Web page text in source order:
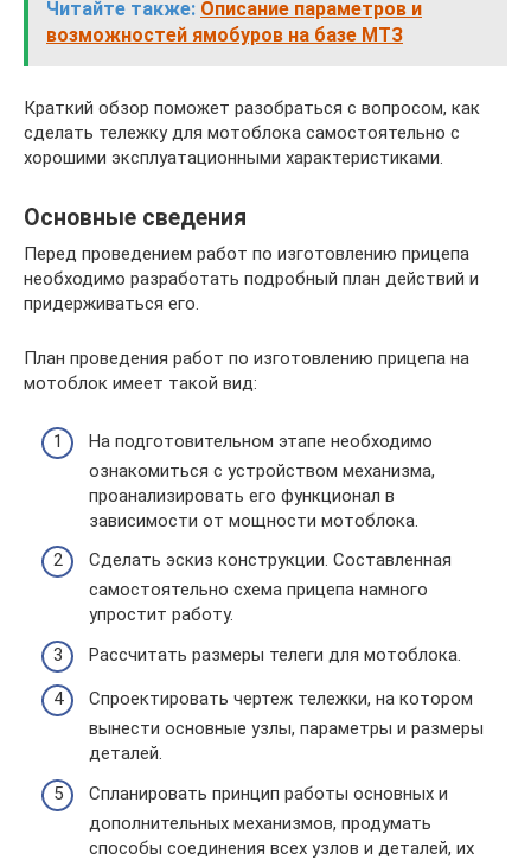
Читайте также: Описание параметров и
возможностей ямобуров на базе МТЗ
Краткий обзор поможет разобраться с вопросом, как
сделать тележку для мотоблока самостоятельно с
хорошими эксплуатационными характеристиками.
Основные сведения
Перед проведением работ по изготовлению прицепа
необходимо разработать подробный план действий и
придерживаться его.
План проведения работ по изготовлению прицепа на
мотоблок имеет такой вид:
На подготовительном этапе необходимо
ознакомиться с устройством механизма,
проанализировать его функционал в
зависимости от мощности мотоблока.
Сделать эскиз конструкции. Составленная
самостоятельно схема прицепа намного
упростит работу.
Рассчитать размеры телеги для мотоблока.
Спроектировать чертеж тележки, на котором
вынести основные узлы, параметры и размеры
деталей.
Спланировать принцип работы основных и
дополнительных механизмов, продумать
способы соединения всех узлов и деталей, их